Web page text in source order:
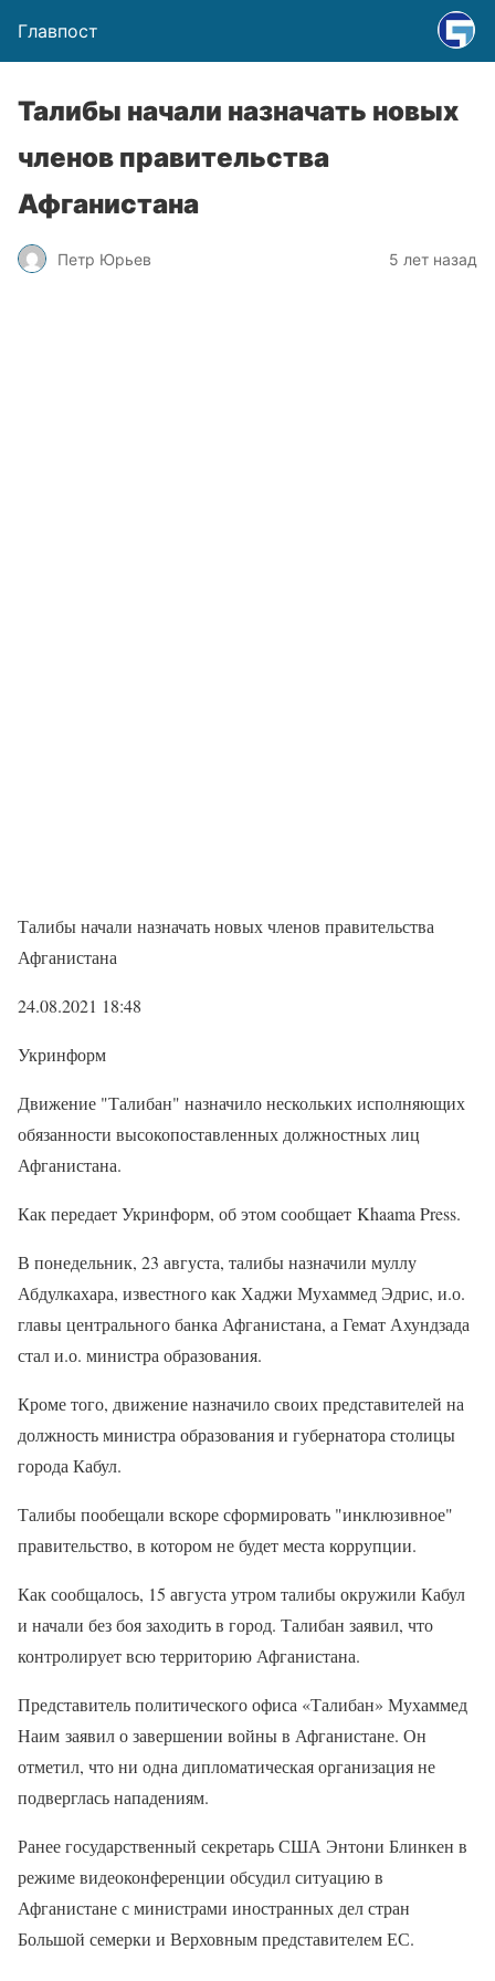
Главпост
Талибы начали назначать новых
членов правительства
Афганистана
Петр Юрьев 5 лет назад
Талибы начали назначать новых членов правительства
Афганистана
24.08.2021 18:48
Укринформ
Движение "Талибан" назначило нескольких исполняющих
обязанности высокопоставленных должностных лиц
Афганистана.
Как передает Укринформ, об этом сообщает Khaama Press.
В понедельник, 23 августа, талибы назначили муллу
Абдулкахара, известного как Хаджи Мухаммед Эдрис, и.о.
главы центрального банка Афганистана, а Гемат Ахундзада
стал и.о. министра образования.
Кроме того, движение назначило своих представителей на
должность министра образования и губернатора столицы
города Кабул.
Талибы пообещали вскоре сформировать "инклюзивное"
правительство, в котором не будет места коррупции.
Как сообщалось, 15 августа утром талибы окружили Кабул
и начали без боя заходить в город. Талибан заявил, что
контролирует всю территорию Афганистана.
Представитель политического офиса «Талибан» Мухаммед
Наим заявил о завершении войны в Афганистане. Он
отметил, что ни одна дипломатическая организация не
подверглась нападениям.
Ранее государственный секретарь США Энтони Блинкен в
режиме видеоконференции обсудил ситуацию в
Афганистане с министрами иностранных дел стран
Большой семерки и Верховным представителем ЕС.